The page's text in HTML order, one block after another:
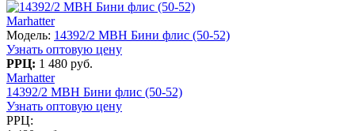
Marhatter
Модель: 14392/2 MBH Бини флис (50-52)
Узнать оптовую цену
РРЦ: 1 480 руб.
Marhatter
14392/2 MBH Бини флис (50-52)
Узнать оптовую цену
РРЦ: